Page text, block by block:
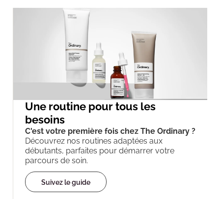
Une routine pour tous les
besoins
C'est votre première fois chez The Ordinary ?
Découvrez nos routines adaptées aux
débutants, parfaites pour démarrer votre
parcours de soin.
Suivez le guide